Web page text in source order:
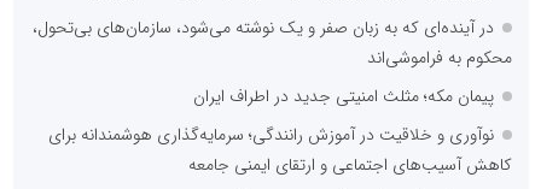
در آینده‌ای که به زبان صفر و یک نوشته می‌شود، سازمان‌های بی‌تحول،
محکوم به فراموشی‌اند
پیمان مکه؛ مثلث امنیتی جدید در اطراف ایران
نوآوری و خلاقیت در آموزش رانندگی؛ سرمایه‌گذاری هوشمندانه برای
کاهش آسیب‌های اجتماعی و ارتقای ایمنی جامعه